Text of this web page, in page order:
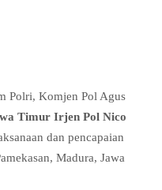
Polri, Komjen Pol Agus
Timur Irjen Pol Nico
dan pencapaian
Madura, Jawa